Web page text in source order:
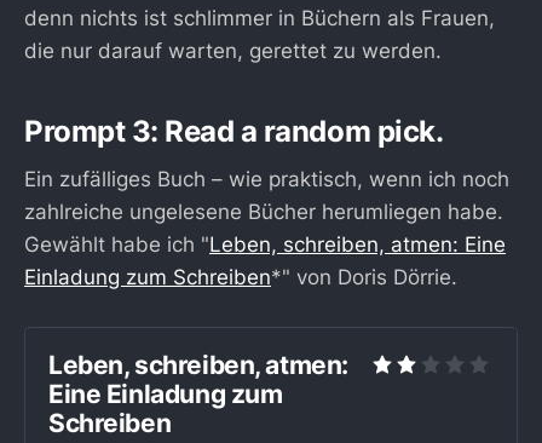
denn nichts ist schlimmer in Büchern als Frauen,
die nur darauf warten, gerettet zu werden.
Prompt 3: Read a random pick.
Ein zufälliges Buch – wie praktisch, wenn ich noch
zahlreiche ungelesene Bücher herumliegen habe.
Gewählt habe ich "Leben, schreiben, atmen: Eine
Einladung zum Schreiben*" von Doris Dörrie.
Leben, schreiben, atmen:
Eine Einladung zum
Schreiben